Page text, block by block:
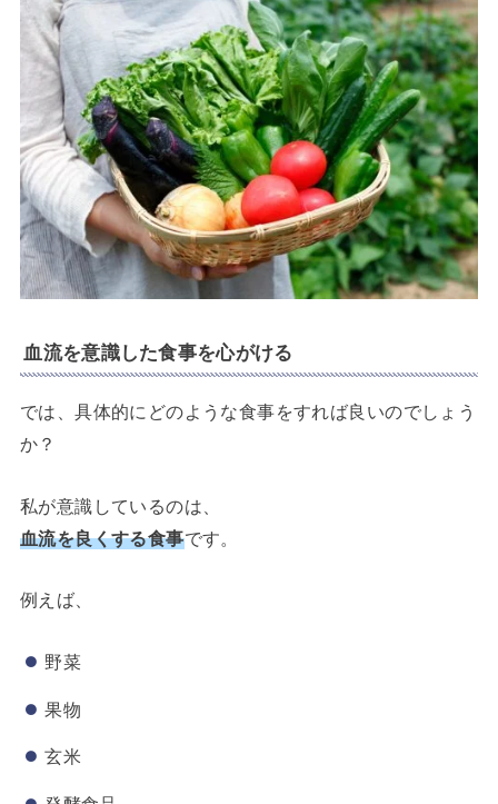
血流を意識した食事を心がける
では、具体的にどのような食事をすれば良いのでしょう
か？
私が意識しているのは、
血流を良くする食事です。
例えば、
野菜
果物
玄米